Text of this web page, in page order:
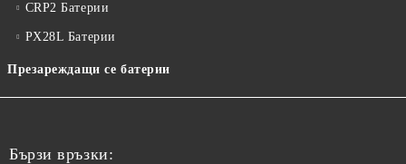
CRP2 Батерии
PX28L Батерии
Презареждащи се батерии
Бързи връзки: